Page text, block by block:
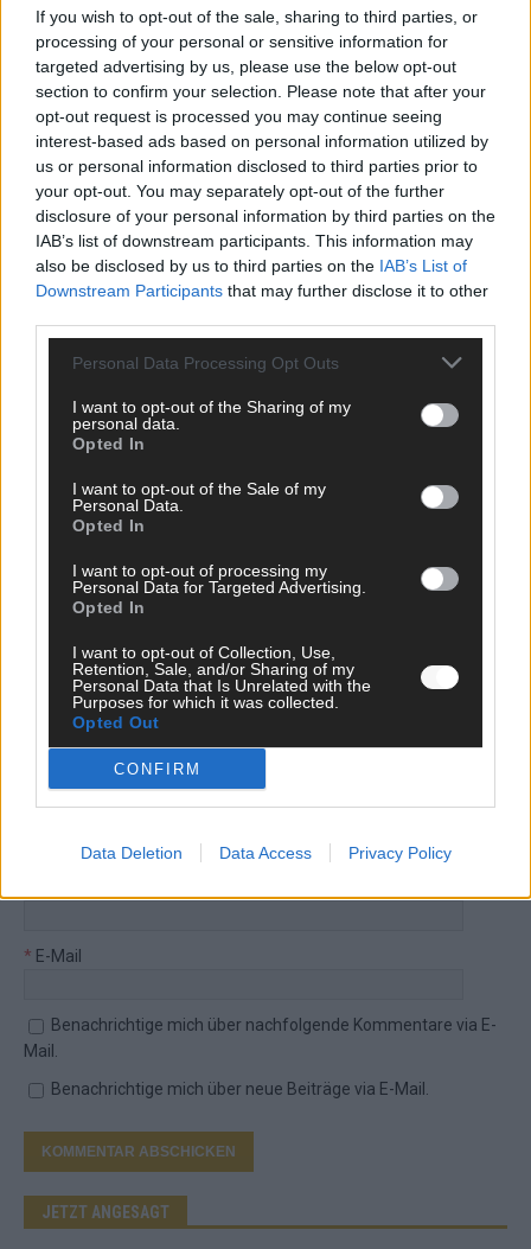
If you wish to opt-out of the sale, sharing to third parties, or
processing of your personal or sensitive information for
targeted advertising by us, please use the below opt-out
section to confirm your selection. Please note that after your
opt-out request is processed you may continue seeing
interest-based ads based on personal information utilized by
us or personal information disclosed to third parties prior to
your opt-out. You may separately opt-out of the further
disclosure of your personal information by third parties on the
IAB’s list of downstream participants. This information may
also be disclosed by us to third parties on the IAB’s List of
Downstream Participants that may further disclose it to other
Personal Data Processing Opt Outs
I want to opt-out of the Sharing of my
personal data.
Opted In
I want to opt-out of the Sale of my
Personal Data.
Opted In
I want to opt-out of processing my
Personal Data for Targeted Advertising.
Opted In
I want to opt-out of Collection, Use,
Retention, Sale, and/or Sharing of my
Personal Data that Is Unrelated with the
Purposes for which it was collected.
Opted Out
CONFIRM
Data Deletion Data Access Privacy Policy
Über Redaktion | Stuttgarter Blatt 557 Artikel
Das Stuttgarter Blatt ist eine unabhängige, digitale
Nachrichtenplattform mit Sitz in Stuttgart. Unsere Redaktion
berichtet fundiert, verständlich und aktuell über das Geschehen
in der Region, in Deutschland und der Welt. Wir verbinden
klassisches journalistisches Handwerk mit modernen
Erzählformen – klar, zuverlässig und nah an den Menschen.
Hinterlasse einen Kommentar
Wir freuen uns auf deinen Beitrag!Diskutiere mit und teile deine
Perspektive. Mit * gekennzeichnete Angaben sind Pflichtfelder.
gültige E-Mail-Adresse (wird nicht veröffentlicht). Wir prüfen
jeden Kommentar kurz. Beiträge, die unsereNetiquette
Hetze, Spam oder Werbung werden nicht veröffentlicht. Es
gelten unsereDatenschutzvereinbarungen.
Kommentar
* E-Mail
Benachrichtige mich über nachfolgende Kommentare via E-
Mail.
Benachrichtige mich über neue Beiträge via E-Mail.
JETZT ANGESAGT